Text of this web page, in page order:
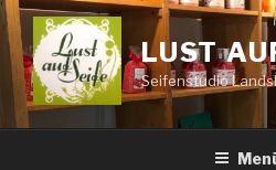
Zum
Inhalt
springen
LUST
Seifenstudio